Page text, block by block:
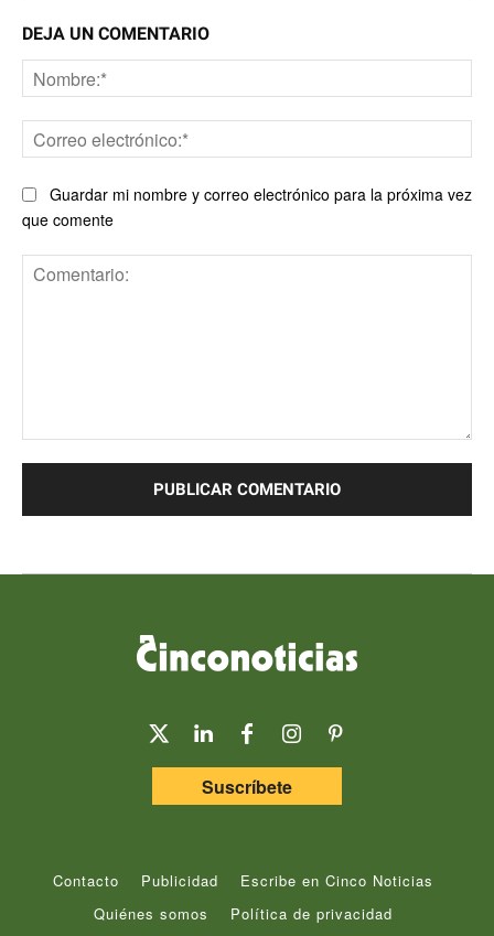
DEJA UN COMENTARIO
Guardar mi nombre y correo electrónico para la próxima vez
que comente
Suscríbete
Contacto Publicidad
Escribe en Cinco Noticias
Quiénes somos
Política de privacidad